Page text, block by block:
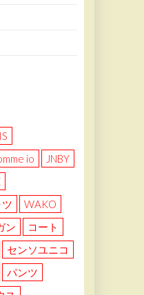
io
JNBY
WAKO
ン
コート
センソユニコ
パンツ